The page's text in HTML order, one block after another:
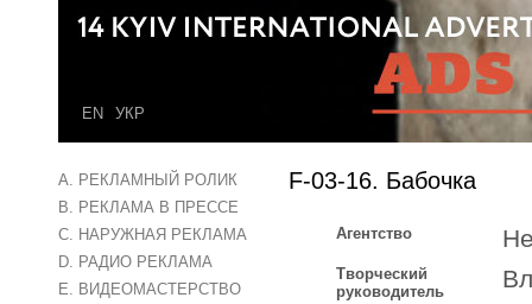
EN УКР
A. РЕКЛАМНЫЙ РОЛИК
B. РЕКЛАМА В ПРЕССЕ
C. НАРУЖНАЯ РЕКЛАМА
D. РАДИО РЕКЛАМА
E. ВИДЕОМАСТЕРСТВО
F-03-16. Бабочка
Агентство
Творческий
руководитель